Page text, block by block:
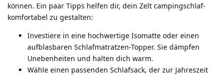
können. Ein paar Tipps helfen dir, dein Zelt campingschlaf-
komfortabel zu gestalten:
Investiere in eine hochwertige Isomatte oder einen
aufblasbaren Schlafmatratzen-Topper. Sie dämpfen
Unebenheiten und halten dich warm.
Wähle einen passenden Schlafsack, der zur Jahreszeit